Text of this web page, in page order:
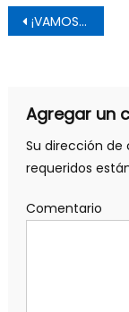
¡VAMOS A LA PLAYA! MÁS DE 4 MIL VECINOS DE GRANEROS DISFRUTARÁN DE UN DÍA EN CARTAGENA
Agregar un
Su dirección de
requeridos
Comentario